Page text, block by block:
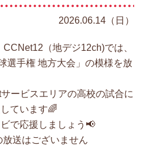
2026.06.14（日）
（地デジ12ch)では、
選手権 地方大会」の模様を放
ービスエリアの高校の試合に
ています🌈
で応援しましょう📢
送はございません